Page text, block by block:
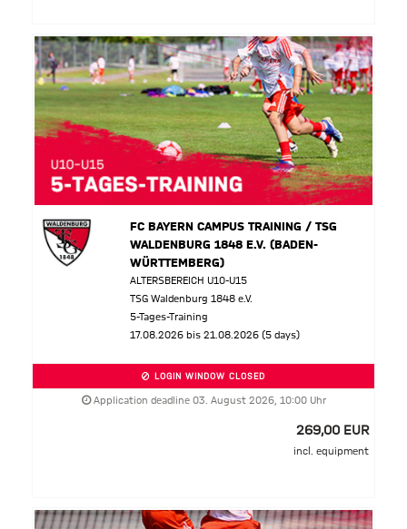
FC BAYERN CAMPUS TRAINING / TSG
WALDENBURG 1848 E.V. (BADEN-
WÜRTTEMBERG)
ALTERSBEREICH U10-U15
TSG Waldenburg 1848 e.V.
5-Tages-Training
17.08.2026 bis 21.08.2026 (5 days)
LOGIN WINDOW CLOSED
Application deadline 03. August 2026, 10:00 Uhr
269,00 EUR
incl. equipment